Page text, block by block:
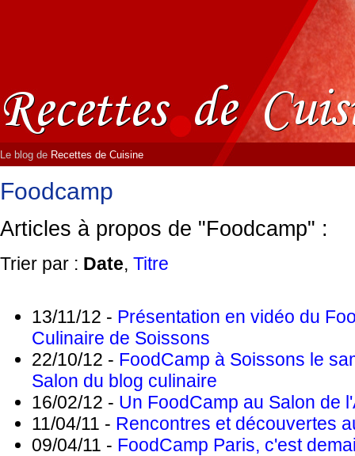
Le blog de Recettes de Cuisine
Foodcamp
Articles à propos de "Foodcamp" :
Trier par : Date, Titre
13/11/12 - Présentation en vidéo du
Culinaire de Soissons
22/10/12 - FoodCamp à Soissons le
Salon du blog culinaire
16/02/12 - Un FoodCamp au Salon de
11/04/11 - Rencontres et découvertes
09/04/11 - FoodCamp Paris, c'est